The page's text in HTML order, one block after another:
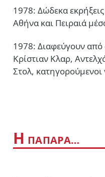
1978: Δώδεκα
Αθήνα και Πειραιά
1978: Διαφεύγουν από
Κρίστιαν Κλαρ,
Στολ, κατηγορούμενοι
Η ΠΑΠΑΡΑ…